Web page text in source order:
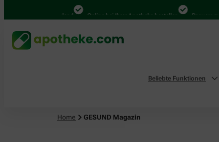
4.000 Mal in Deutschland Online bei Ihrer Apotheke bestellen Bequem
Beliebte Funktionen
Home GESUND Magazin